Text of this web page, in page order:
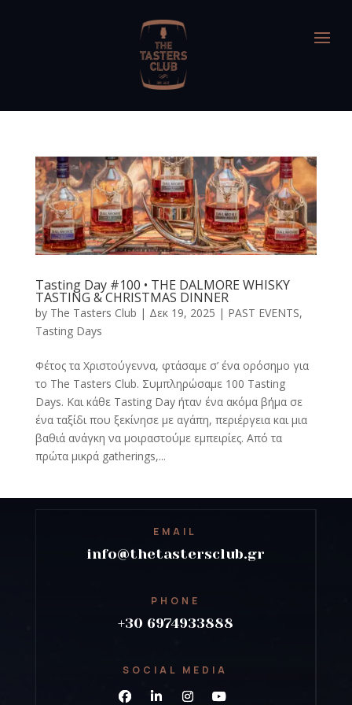
Tasting Day #100 • THE DALMORE WHISKY
TASTING & CHRISTMAS DINNER
by The Tasters Club | Δεκ 19, 2025 | PAST EVENTS,
Tasting Days
Φέτος τα Χριστούγεννα, φτάσαμε σ’ ένα ορόσημο για
το The Tasters Club. Συμπληρώσαμε 100 Tasting
Days. Και κάθε Tasting Day ήταν ένα ακόμα βήμα σε
ένα ταξίδι που ξεκίνησε με αγάπη, περιέργεια και μια
βαθιά ανάγκη να μοιραστούμε εμπειρίες. Από τα
πρώτα μικρά gatherings,...
EMAIL
info@thetastersclub.gr
PHONE
+30 6974933888
SOCIAL MEDIA